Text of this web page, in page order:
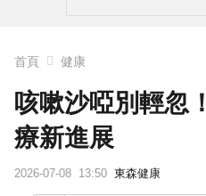
首頁 健康
咳嗽沙啞別輕忽
療新進展
2026-07-08 13:50 東森健康